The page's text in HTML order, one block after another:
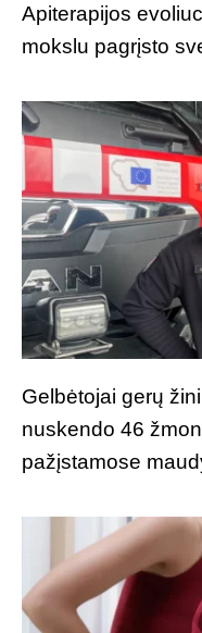
Apiterapijos
mokslu pagrįsto
Gelbėtojai gerų
nuskendo 46
pažįstamose